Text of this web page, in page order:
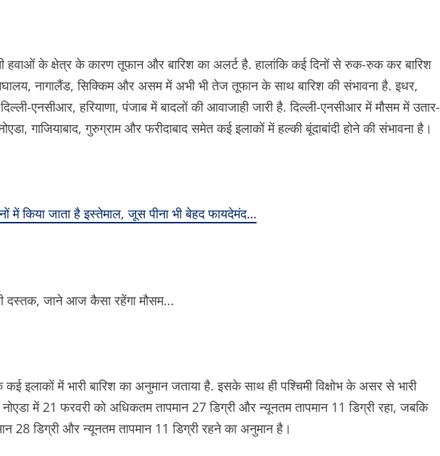
हवाओं के क्षेत्र के कारण तूफान और बारिश का अलर्ट है. हालांकि कई दिनों से रुक-रुक कर बारिश
नागालैंड, सिक्किम और असम में अभी भी तेज तूफान के साथ बारिश की संभावना है. इधर,
एनसीआर, हरियाणा, पंजाब में बादलों की आवाजाही जारी है. दिल्ली-एनसीआर में मौसम में उतार-
गाजियाबाद, गुरुग्राम और फरीदाबाद समेत कई इलाकों में हल्की बूंदाबांदी होने की संभावना है।
किया जाता है इस्तेमाल, जूस पीना भी बेहद फायदेमंद…
इलाकों में भारी बारिश का अनुमान जताया है. इसके साथ ही पश्चिमी विक्षोभ के असर से भारी
में 21 फरवरी को अधिकतम तापमान 27 डिग्री और न्यूनतम तापमान 11 डिग्री रहा, जबकि
28 डिग्री और न्यूनतम तापमान 11 डिग्री रहने का अनुमान है।